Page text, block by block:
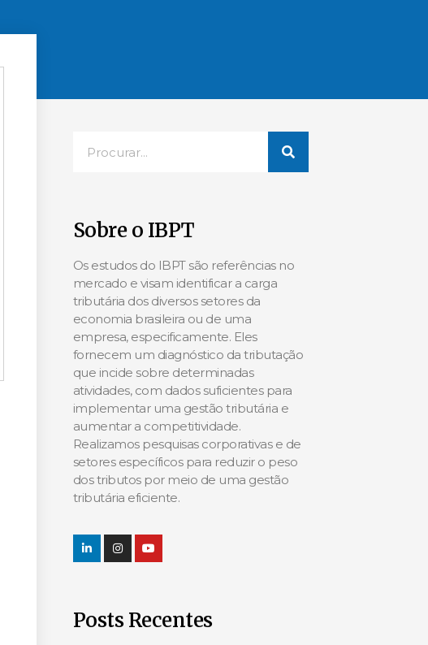
Sobre o IBPT
Os estudos do IBPT são referências no
mercado e visam identificar a carga
tributária dos diversos setores da
economia brasileira ou de uma
empresa, especificamente. Eles
fornecem um diagnóstico da tributação
que incide sobre determinadas
atividades, com dados suficientes para
implementar uma gestão tributária e
aumentar a competitividade.
Realizamos pesquisas corporativas e de
setores específicos para reduzir o peso
dos tributos por meio de uma gestão
tributária eficiente.
Posts Recentes